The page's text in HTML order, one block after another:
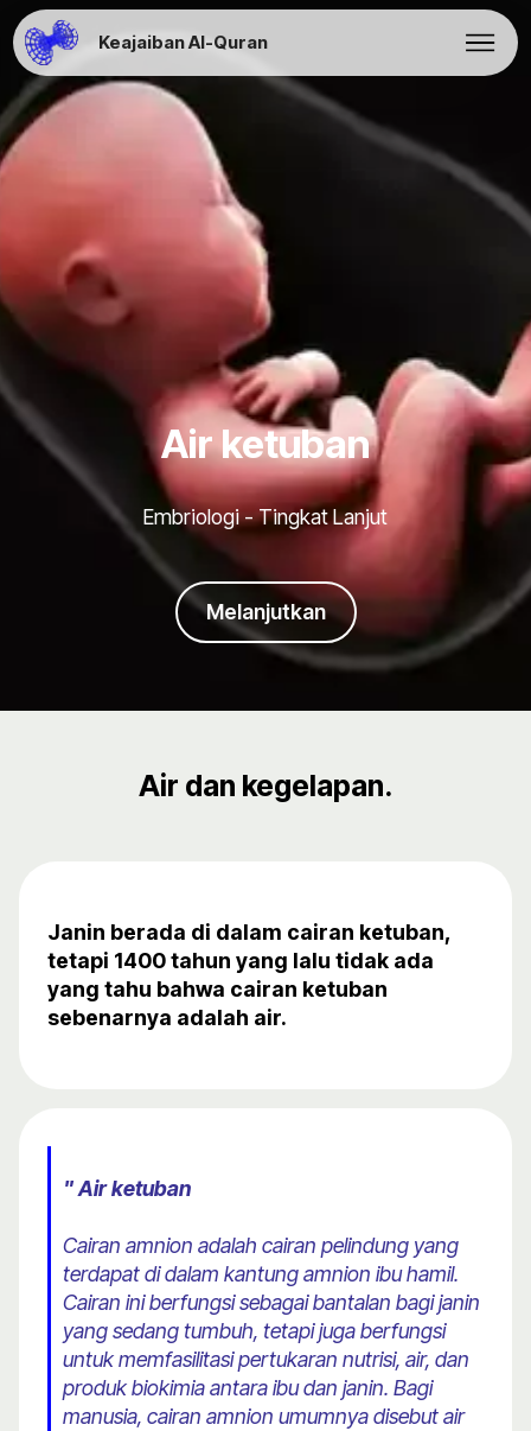
Keajaiban Al-Quran
Air ketuban
Embriologi - Tingkat Lanjut
Melanjutkan
Air dan kegelapan.
Janin berada di dalam cairan ketuban,
tetapi 1400 tahun yang lalu tidak ada
yang tahu bahwa cairan ketuban
sebenarnya adalah air.
" Air ketuban
Cairan amnion adalah cairan pelindung yang
terdapat di dalam kantung amnion ibu hamil.
Cairan ini berfungsi sebagai bantalan bagi janin
yang sedang tumbuh, tetapi juga berfungsi
untuk memfasilitasi pertukaran nutrisi, air, dan
produk biokimia antara ibu dan janin. Bagi
manusia, cairan amnion umumnya disebut air